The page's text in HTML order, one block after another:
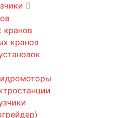
кранов
кранов